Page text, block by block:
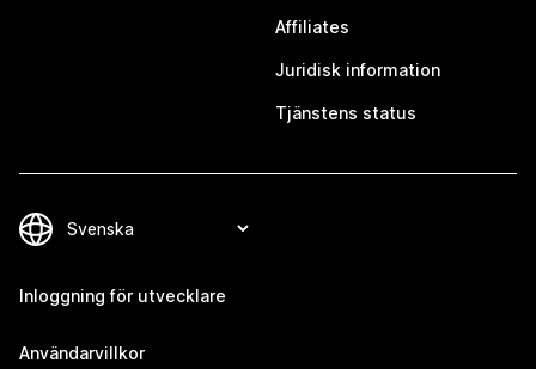
Affiliates
Juridisk information
Tjänstens status
Inloggning för utvecklare
Användarvillkor